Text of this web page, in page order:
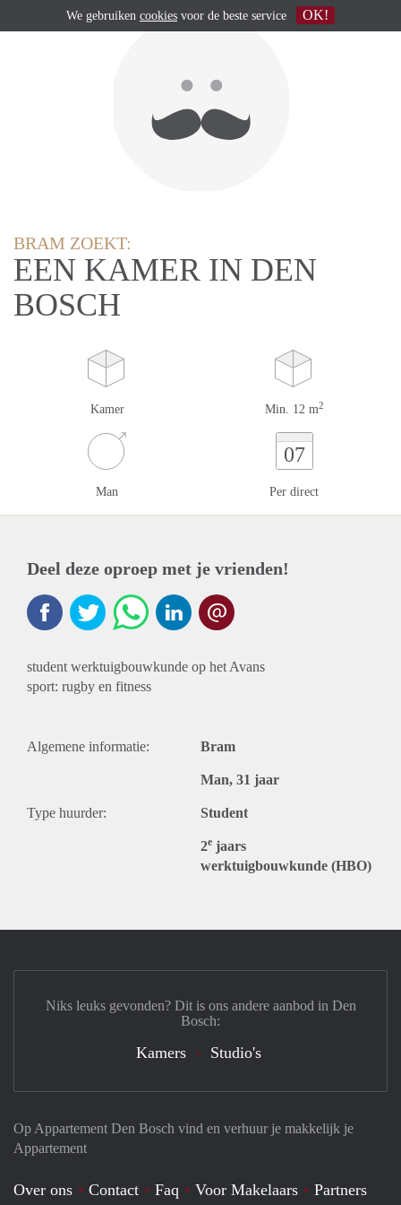
BRAM ZOEKT:
EEN KAMER IN DEN
BOSCH
Kamer Min. 12 m2
Man
07
Per direct
Deel deze oproep met je vrienden!
student werktuigbouwkunde op het Avans
sport: rugby en fitness
Algemene informatie: Bram
Man, 31 jaar
Type huurder: Student
2e jaars
werktuigbouwkunde (HBO)
Op Appartement Den Bosch vind en verhuur je makkelijk je
Appartement
Over ons Contact Faq Voor Makelaars Partners
Niks leuks gevonden? Dit is ons andere aanbod in Den
Bosch:
Kamers Studio's
We gebruiken cookies voor de beste service OK!